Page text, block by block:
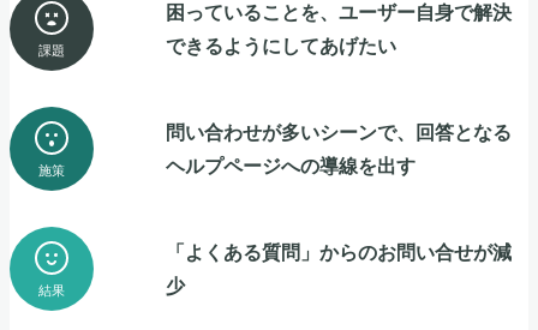
課題
困っていることを、ユーザー自身で解決
できるようにしてあげたい
施策
問い合わせが多いシーンで、回答となる
ヘルプページへの導線を出す
結果
「よくある質問」からのお問い合せが減
少